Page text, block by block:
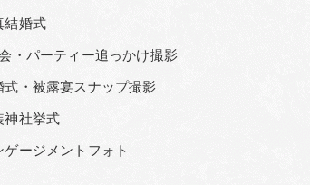
結婚式
・パーティー追っかけ撮影
式・被露宴スナップ撮影
神社挙式
ゲージメントフォト